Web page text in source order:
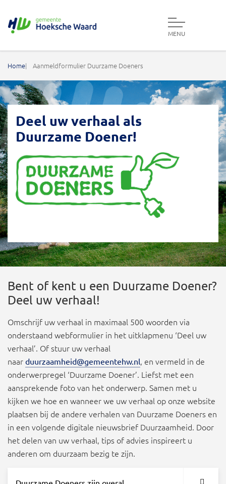
MENU
Home Aanmeldformulier Duurzame Doeners
Deel uw verhaal als
Duurzame Doener!
Bent of kent u een Duurzame Doener?
Deel uw verhaal!
Omschrijf uw verhaal in maximaal 500 woorden via
onderstaand webformulier in het uitklapmenu ‘Deel uw
verhaal’. Of stuur uw verhaal
naar duurzaamheid@gemeentehw.nl, en vermeld in de
onderwerpregel ‘Duurzame Doener’. Liefst met een
aansprekende foto van het onderwerp. Samen met u
kijken we hoe en wanneer we uw verhaal op onze website
plaatsen bij de andere verhalen van Duurzame Doeners en
in een volgende digitale nieuwsbrief Duurzaamheid. Door
het delen van uw verhaal, tips of advies inspireert u
anderen om duurzaam bezig te zijn.